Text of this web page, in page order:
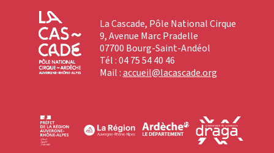
La Cascade, Pôle National Cirque
9, Avenue Marc Pradelle
07700 Bourg-Saint-Andéol
Tél : 04 75 54 40 46
Mail :accueil@lacascade.org